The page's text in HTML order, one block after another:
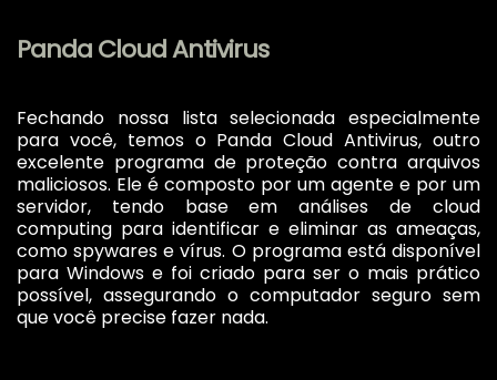
Panda Cloud Antivirus
Fechando nossa lista selecionada especialmente
para você, temos o Panda Cloud Antivirus, outro
excelente programa de proteção contra arquivos
maliciosos. Ele é composto por um agente e por um
servidor, tendo base em análises de cloud
computing para identificar e eliminar as ameaças,
como spywares e vírus. O programa está disponível
para Windows e foi criado para ser o mais prático
possível, assegurando o computador seguro sem
que você precise fazer nada.